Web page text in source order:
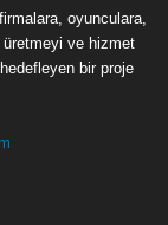
oyunculara,
üretmeyi ve hizmet
bir proje